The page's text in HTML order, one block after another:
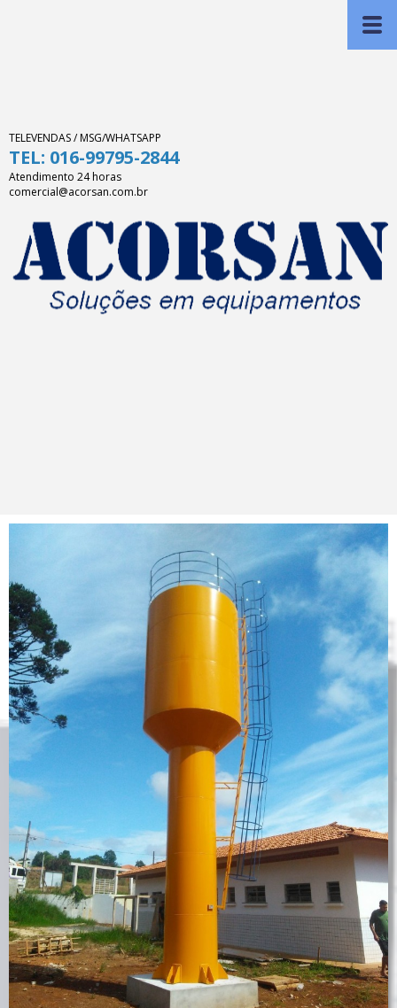
TELEVENDAS / MSG/WHATSAPP
TEL: 016-99795-2844
Atendimento 24 horas
comercial@acorsan.com.br